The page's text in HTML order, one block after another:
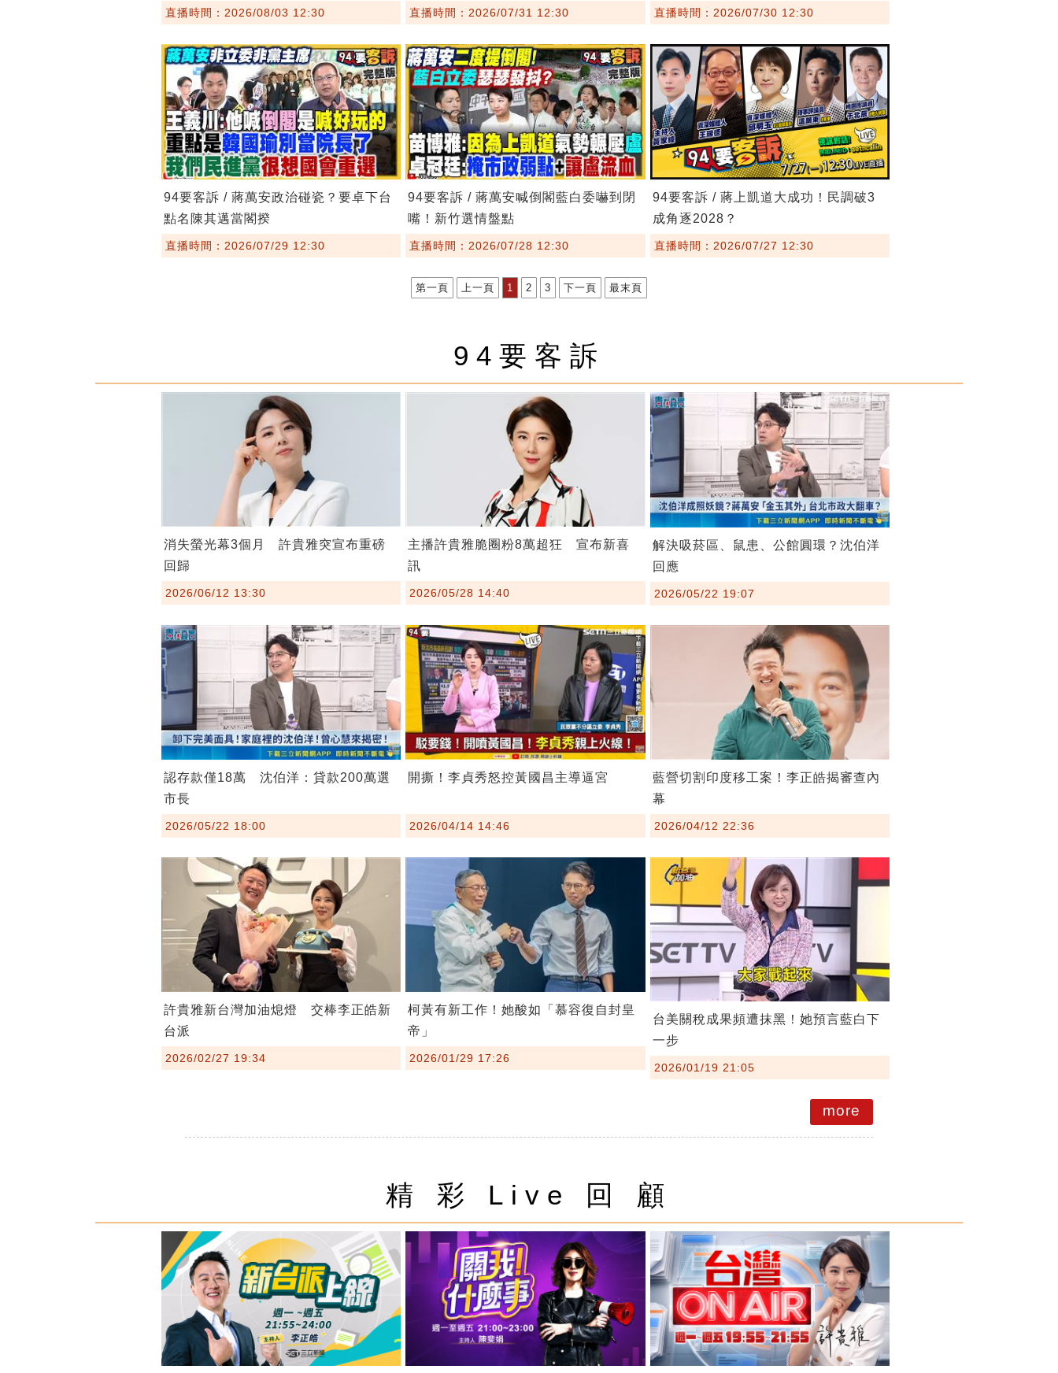
直播時間：2026/08/03 12:30 直播時間：2026/07/31 12:30 直播時間：2026/07/30 12:30
94要客訴 / 蔣萬安政治碰瓷？要卓下台
點名陳其邁當閣揆
直播時間：2026/07/29 12:30
94要客訴 / 蔣萬安喊倒閣藍白委嚇到閉
嘴！新竹選情盤點
直播時間：2026/07/28 12:30
94要客訴 / 蔣上凱道大成功！民調破3
成角逐2028？
直播時間：2026/07/27 12:30
第一頁 上一頁 1 2 3 下一頁 最末頁
94要客訴
消失螢光幕3個月 許貴雅突宣布重磅
回歸
2026/06/12 13:30
主播許貴雅脆圈粉8萬超狂 宣布新喜
訊
2026/05/28 14:40
解決吸菸區、鼠患、公館圓環？沈伯洋
回應
2026/05/22 19:07
認存款僅18萬 沈伯洋：貸款200萬選
市長
2026/05/22 18:00
開撕！李貞秀怒控黃國昌主導逼宮
2026/04/14 14:46
藍營切割印度移工案！李正皓揭審查內
幕
2026/04/12 22:36
許貴雅新台灣加油熄燈 交棒李正皓新
台派
2026/02/27 19:34
柯黃有新工作！她酸如「慕容復自封皇
帝」
2026/01/29 17:26
台美關稅成果頻遭抹黑！她預言藍白下
一步
2026/01/19 21:05
more
精 彩 Live 回 顧